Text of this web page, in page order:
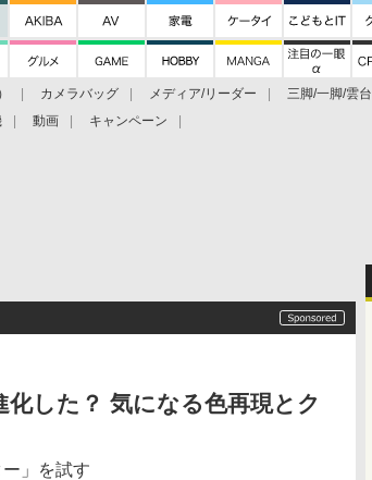
カメラバッグ メディア/リーダー 三脚/一脚/雲台
動画 キャンペーン
した？ 気になる色再現とク
」を試す